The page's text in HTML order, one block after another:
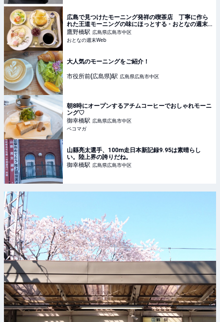
広島で見つけたモーニング発祥の喫茶店 丁寧に作ら
れた王道モーニングの味にほっとする - おとなの週末
Web
鷹野橋駅 広島県広島市中区
おとなの週末Web
大人気のモーニングをご紹介！
市役所前(広島県)駅 広島県広島市中区
朝8時にオープンするアチムコーヒーでおしゃれモーニ
ング♡
御幸橋駅 広島県広島市中区
ペコマガ
山縣亮太選手、100m走日本新記録9.95は素晴らし
い。陸上界の誇りだね。
御幸橋駅 広島県広島市中区